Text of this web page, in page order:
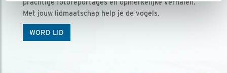
prachtige fotoreportages en opmerkelijke verhalen.
Met jouw lidmaatschap help je de vogels.
WORD LID